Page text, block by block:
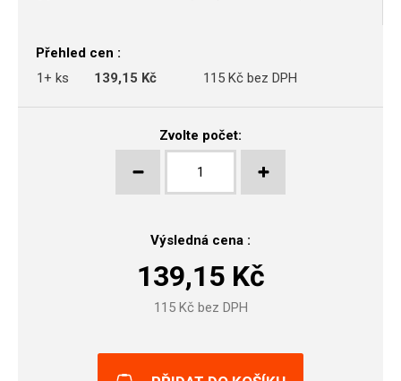
Přehled cen :
1+ ks
139,15 Kč 115 Kč bez DPH
Zvolte počet:
Výsledná cena :
139,15Kč
115Kč bez DPH